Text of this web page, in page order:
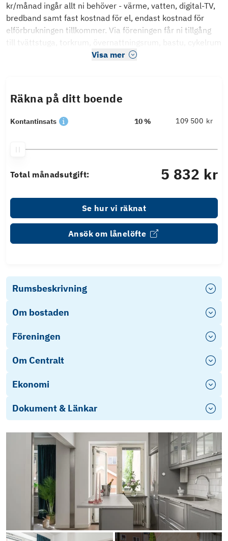
kr/månad ingår allt ni behöver - värme, vatten, digital-TV,
bredband samt fast kostnad för el, endast kostnad för
elförbrukningen tillkommer. Via föreningen får ni tillgång
till tvättstuga, torkrum, övernattningsrum, bastu, cykelrum
Visa mer
Räkna på ditt boende
Kontantinsats 10 % kr
Total månadsutgift: 5 832 kr
Se hur vi räknat
Ansök om lånelöfte
Rumsbeskrivning
Om bostaden
Föreningen
Om Centralt
Ekonomi
Dokument & Länkar
Årsredovisning
Stadgar
Energideklaration
Därför måste mäklaren ställa frågor